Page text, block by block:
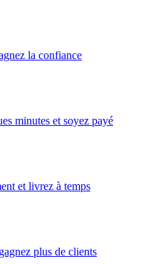
la confiance
minutes et soyez payé
et livrez à temps
plus de clients